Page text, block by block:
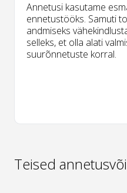
Annetusi kasutame
ennetustööks. Samuti
andmiseks
selleks, et olla alati
suurõnnetuste korral.
Teised